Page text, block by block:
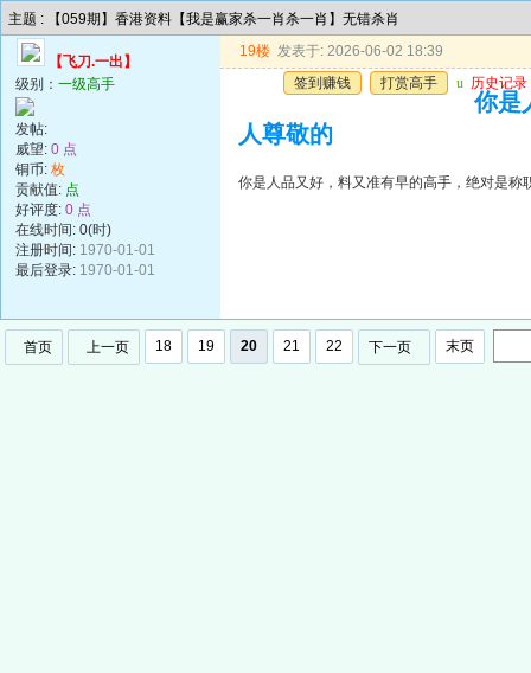
主题 : 【059期】香港资料【我是赢家杀一肖杀一肖】无错杀肖
【飞刀.一出】
级别： 一级高手
发帖:
威望: 0 点
铜币: 枚
贡献值: 点
好评度: 0 点
在线时间: 0(时)
注册时间: 1970-01-01
最后登录: 1970-01-01
19楼 发表于: 2026-06-02 18:39
签到赚钱
打赏高手 u 历史记录
你是
人尊敬的
你是人品又好，料又准有早的高手，绝对是称
首页 上一页 18 19 20 21 22 下一页 末页